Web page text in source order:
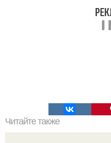
Читайте также